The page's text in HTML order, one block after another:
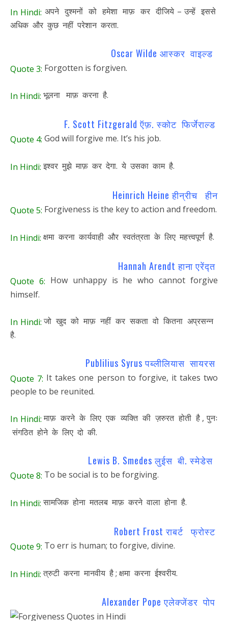
In Hindi: अपने दुश्मनों को हमेशा माफ़ कर दीजिये – उन्हें इससे
अधिक और कुछ नहीं परेशान करता.
Oscar Wilde आस्कर वाइल्ड
Quote 3: Forgotten is forgiven.
In Hindi: भूलना माफ़ करना है.
F. Scott Fitzgerald ऍफ़. स्कोट फिर्जेराल्ड
Quote 4: God will forgive me. It’s his job.
In Hindi:इश्वर मुझे माफ़ कर देगा. ये उसका काम है.
Heinrich Heine हीन्रीच हीन
Quote 5: Forgiveness is the key to action and freedom.
In Hindi: क्षमा करना कार्यवाही और स्वतंत्रता के लिए महत्त्वपूर्ण है.
Hannah Arendt हाना एरेंद्त
Quote 6: How unhappy is he who cannot forgive
himself.
In Hindi:जो खुद को माफ़ नहीं कर सकता वो कितना अप्रसन्न
है.
Publilius Syrus पब्लीलियास सायरस
Quote 7: It takes one person to forgive, it takes two
people to be reunited.
In Hindi:माफ़ करने के लिए एक व्यक्ति की ज़रुरत होती है , पुनः
संगठित होने के लिए दो की.
Lewis B. Smedes लुईस बी. स्मेडेस
Quote 8: To be social is to be forgiving.
In Hindi:सामजिक होना मतलब माफ़ करने वाला होना है.
Robert Frost राबर्ट फ्रोस्ट
Quote 9: To err is human; to forgive, divine.
In Hindi:त्रुटी करना मानवीय है ; क्षमा करना ईश्वरीय.
Alexander Pope एलेक्जेंडर पोप